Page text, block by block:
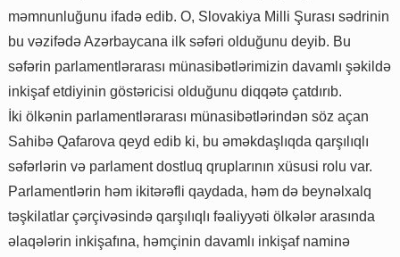
məmnunluğunu ifadə edib. O, Slovakiya Milli Şurası sədrinin
bu vəzifədə Azərbaycana ilk səfəri olduğunu deyib. Bu
səfərin parlamentlərarası münasibətlərimizin davamlı şəkildə
inkişaf etdiyinin göstəricisi olduğunu diqqətə çatdırıb.
İki ölkənin parlamentlərarası münasibətlərindən söz açan
Sahibə Qafarova qeyd edib ki, bu əməkdaşlıqda qarşılıqlı
səfərlərin və parlament dostluq qruplarının xüsusi rolu var.
Parlamentlərin həm ikitərəfli qaydada, həm də beynəlxalq
təşkilatlar çərçivəsində qarşılıqlı fəaliyyəti ölkələr arasında
əlaqələrin inkişafına, həmçinin davamlı inkişaf naminə